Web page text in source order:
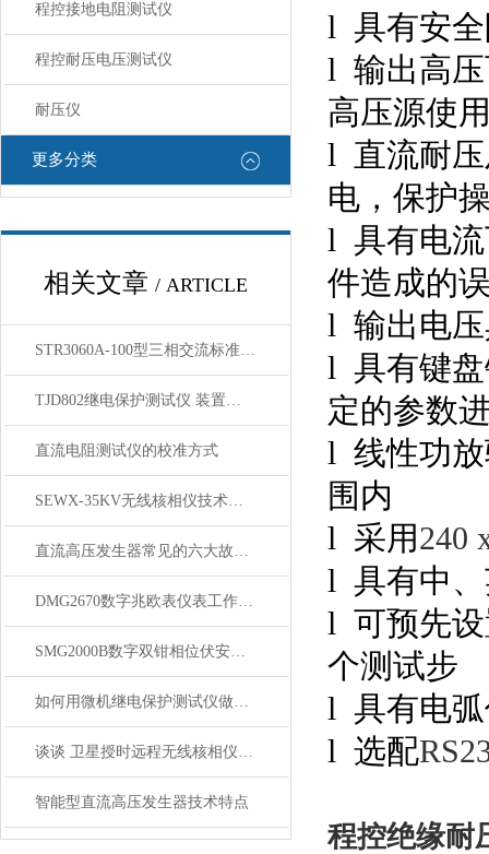
程控接地电阻测试仪
程控耐压电压测试仪
耐压仪
更多分类
相关文章 / ARTICLE
STR3060A-100型三相交流标准源特点与技术参数
TJD802继电保护测试仪 装置特点与技术参数
直流电阻测试仪的校准方式
SEWX-35KV无线核相仪技术参数
直流高压发生器常见的六大故障排查技巧
DMG2670数字兆欧表仪表工作原理功能特点
SMG2000B数字双钳相位伏安表讲解
如何用微机继电保护测试仪做频率滑差测试
谈谈 卫星授时远程无线核相仪 特点
智能型直流高压发生器技术特点
l 具有安
l 输出高
高压源使
l 直流耐
电，保护
l 具有电
件造成的
l 输出电
l 具有键
定的参数
l 线性功
围内
l 采用240
l 具有中
l 可预先
个测试步
l 具有电
l 选配
程控绝缘耐